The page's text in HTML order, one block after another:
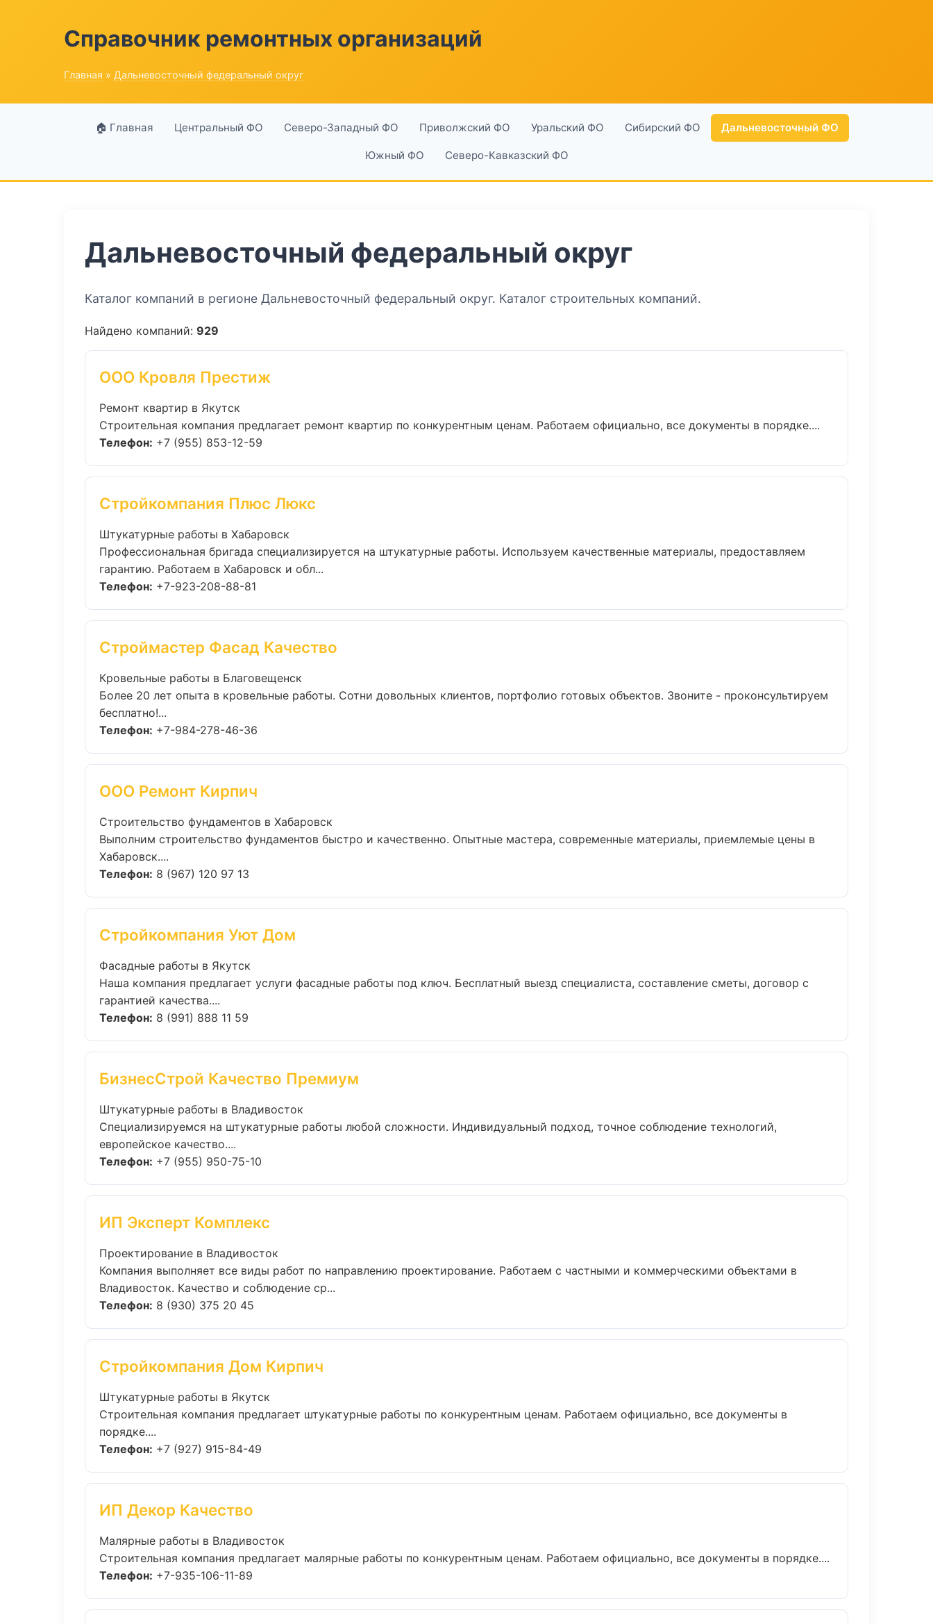
Справочник ремонтных организаций
Главная » Дальневосточный федеральный округ
🏠 Главная Центральный ФО Северо-Западный ФО Приволжский ФО Уральский ФО Сибирский ФО Дальневосточный ФО
Южный ФО Северо-Кавказский ФО
Дальневосточный федеральный округ
Каталог компаний в регионе Дальневосточный федеральный округ. Каталог строительных компаний.
Найдено компаний: 929
ООО Кровля Престиж
Ремонт квартир в Якутск
Строительная компания предлагает ремонт квартир по конкурентным ценам. Работаем официально, все документы в порядке....
Телефон: +7 (955) 853-12-59
Стройкомпания Плюс Люкс
Штукатурные работы в Хабаровск
Профессиональная бригада специализируется на штукатурные работы. Используем качественные материалы, предоставляем
гарантию. Работаем в Хабаровск и обл...
Телефон: +7-923-208-88-81
Строймастер Фасад Качество
Кровельные работы в Благовещенск
Более 20 лет опыта в кровельные работы. Сотни довольных клиентов, портфолио готовых объектов. Звоните - проконсультируем
бесплатно!...
Телефон: +7-984-278-46-36
ООО Ремонт Кирпич
Строительство фундаментов в Хабаровск
Выполним строительство фундаментов быстро и качественно. Опытные мастера, современные материалы, приемлемые цены в
Хабаровск....
Телефон: 8 (967) 120 97 13
Стройкомпания Уют Дом
Фасадные работы в Якутск
Наша компания предлагает услуги фасадные работы под ключ. Бесплатный выезд специалиста, составление сметы, договор с
гарантией качества....
Телефон: 8 (991) 888 11 59
БизнесСтрой Качество Премиум
Штукатурные работы в Владивосток
Специализируемся на штукатурные работы любой сложности. Индивидуальный подход, точное соблюдение технологий,
европейское качество....
Телефон: +7 (955) 950-75-10
ИП Эксперт Комплекс
Проектирование в Владивосток
Компания выполняет все виды работ по направлению проектирование. Работаем с частными и коммерческими объектами в
Владивосток. Качество и соблюдение ср...
Телефон: 8 (930) 375 20 45
Стройкомпания Дом Кирпич
Штукатурные работы в Якутск
Строительная компания предлагает штукатурные работы по конкурентным ценам. Работаем официально, все документы в
порядке....
Телефон: +7 (927) 915-84-49
ИП Декор Качество
Малярные работы в Владивосток
Строительная компания предлагает малярные работы по конкурентным ценам. Работаем официально, все документы в порядке....
Телефон: +7-935-106-11-89